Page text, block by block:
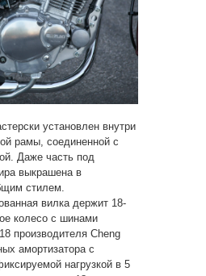
установлен внутри
рамы, соединенной с
Даже часть под
выкрашена в
стилем.
вилка держит 18-
колесо с шинами
производителя Cheng
амортизатора с
нагрузкой в 5